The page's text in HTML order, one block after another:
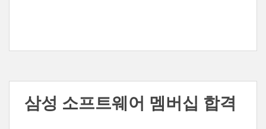
삼성 소프트웨어 멤버십 합격